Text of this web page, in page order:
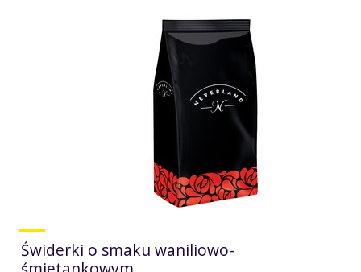
Świderki o smaku waniliowo-